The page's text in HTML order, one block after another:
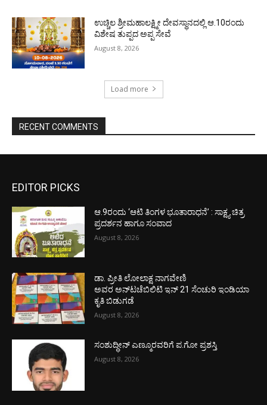
ಉಚ್ಚಿಲ ಶ್ರೀಮಹಾಲಕ್ಷ್ಮೀ ದೇವಸ್ಥಾನದಲ್ಲಿ ಆ.10ರಂದು
ವಿಶೇಷ ತುಪ್ಪದ ಅಪ್ಪ ಸೇವೆ
August 8, 2026
Load more
RECENT COMMENTS
EDITOR PICKS
ಆ.9ರಂದು ‘ಆಟಿ ತಿಂಗಳ ಭೂತಾರಾಧನೆ’ : ಸಾಕ್ಷ್ಯ ಚಿತ್ರ
ಪ್ರದರ್ಶನ ಹಾಗೂ ಸಂವಾದ
August 8, 2026
ಡಾ. ಪ್ರೀತಿ ಲೋಲಾಕ್ಷ ನಾಗವೇಣಿ
ಅವರ ಅನ್‌ಟಚೆಬಿಲಿಟಿ ಇನ್ 21 ಸೆಂಚುರಿ ಇಂಡಿಯಾ
ಕೃತಿ ಬಿಡುಗಡೆ
August 8, 2026
ಸಂಶುದ್ಧೀನ್ ಎಣ್ಮೂರವರಿಗೆ ಪ.ಗೋ ಪ್ರಶಸ್ತಿ
August 8, 2026